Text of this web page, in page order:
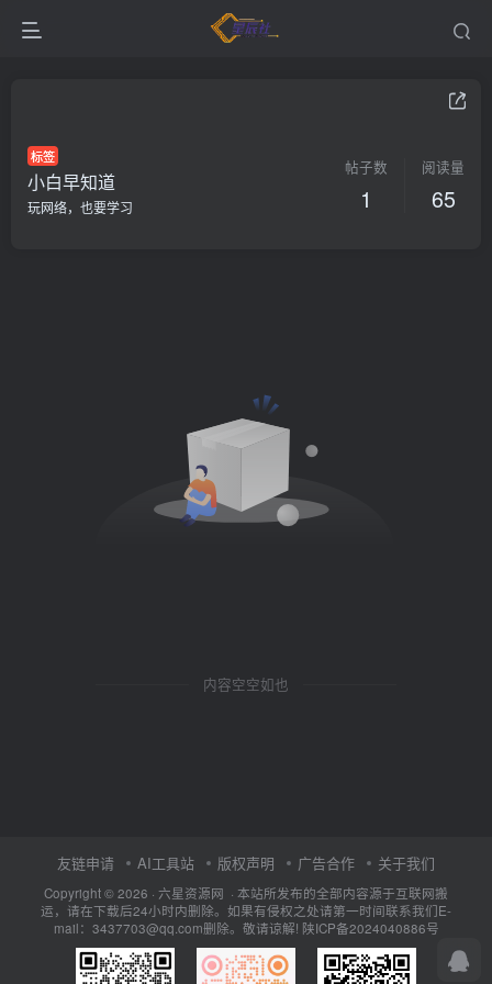
标签
小白早知道
玩网络，也要学习
帖子数
1
阅读量
65
内容空空如也
友链申请 AI工具站 版权声明 广告合作 关于我们
Copyright © 2026 · 六星资源网 · 本站所发布的全部内容源于互联网搬
运，请在下载后24小时内删除。如果有侵权之处请第一时间联系我们E-
mail：3437703@qq.com删除。敬请谅解! 陕ICP备2024040886号